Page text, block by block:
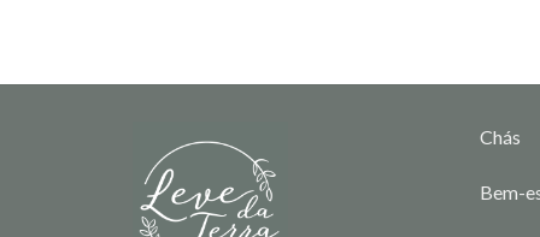
Chás
Bem-